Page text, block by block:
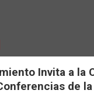
Invita a la
de